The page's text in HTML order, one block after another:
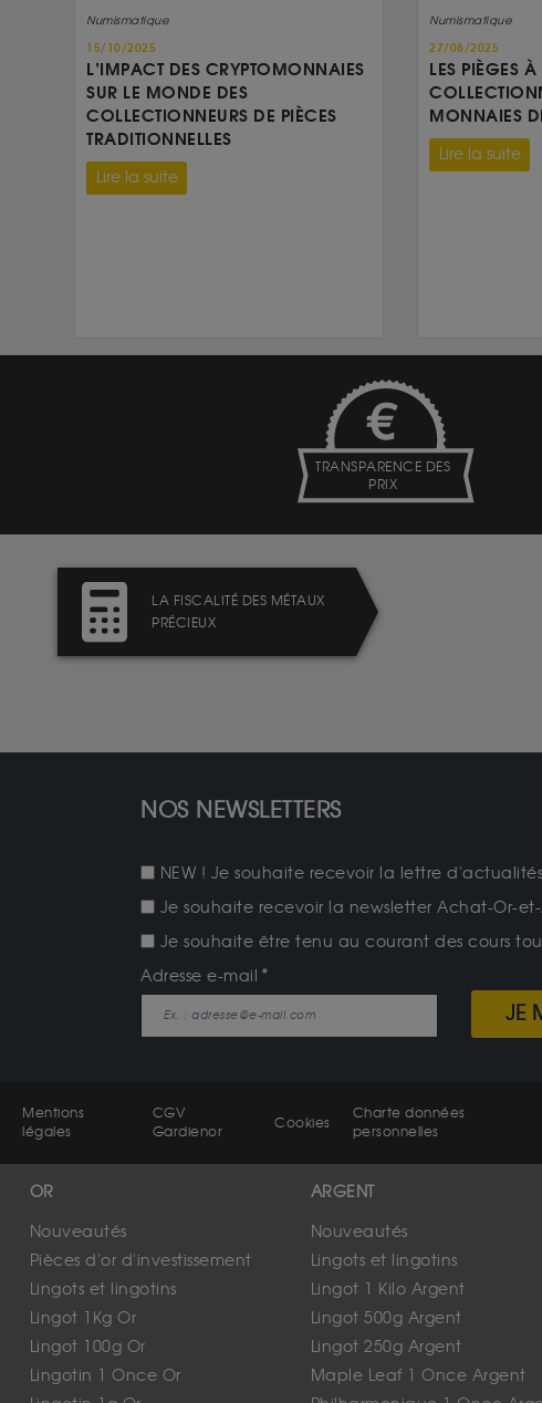
Numismatique
15/10/2025
L’IMPACT DES CRYPTOMONNAIES
SUR LE MONDE DES
COLLECTIONNEURS DE PIÈCES
TRADITIONNELLES
Lire la suite
Numismatique
27/08/2025
LES PIÈGES À
MONNAIES
Lire la suite
TRANSPARENCE DES
PRIX
LA FISCALITÉ DES MÉTAUX
PRÉCIEUX
NOS NEWSLETTERS
NEW ! Je souhaite recevoir la lettre
Je souhaite recevoir la newsletter Achat-Or-
Je souhaite être tenu au courant des cours
Adresse e-mail
JE
Mentions
légales
CGV
Gardienor
Cookies
Charte données
personnelles
OR
Nouveautés
Pièces d'or d'investissement
Lingots et lingotins
Lingot 1Kg Or
Lingot 100g Or
Lingotin 1 Once Or
ARGENT
Nouveautés
Lingots et lingotins
Lingot 1 Kilo Argent
Lingot 500g Argent
Lingot 250g Argent
Maple Leaf 1 Once Argent